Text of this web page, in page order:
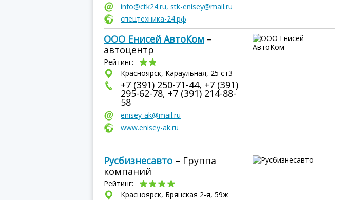
info@ctk24.ru, stk-enisey@mail.ru
спецтехника-24.рф
ООО Енисей АвтоКом –
автоцентр
Рейтинг:
Красноярск, Караульная, 25 ст3
+7 (391) 250-71-44, +7 (391)
295-62-78, +7 (391) 214-88-
58
enisey-ak@mail.ru
www.enisey-ak.ru
Русбизнесавто – Группа
компаний
Рейтинг:
Красноярск, Брянская 2-я, 59ж